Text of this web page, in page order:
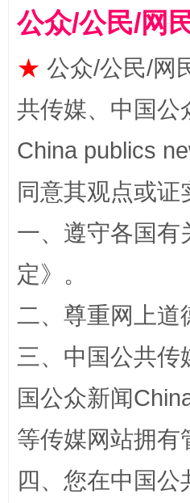
揭批美国五大"原罪"
站台名比不上好声名
公众/公民/网
★ 公众/公民/网
共传媒、中国公
China publics
同意其观点或
一、遵守各国有
定》。
二、尊重网上道
三、中国公共传
国公众新闻
等传媒网站拥有
四、您在中国